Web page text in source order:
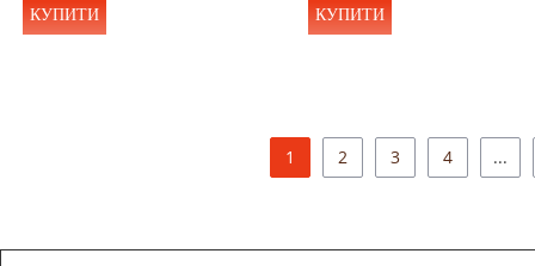
КУПИТИ КУПИТИ
1 2 3 4 ...